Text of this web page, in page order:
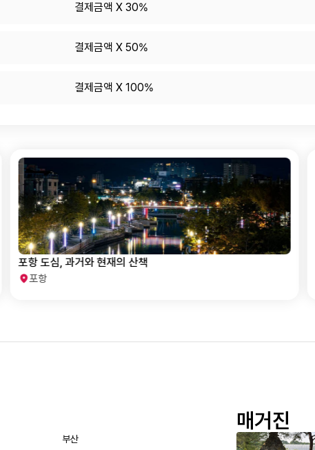
결제금액 X 30%
결제금액 X 50%
결제금액 X 100%
포항 도심, 과거와 현재의 산책
포항
부산
매거진